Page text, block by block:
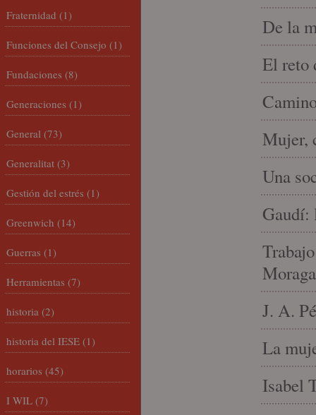
De la
El reto
Mujer,
Una
Gaudí:
J. A.
La
Isabel
Fraternidad (1)
Funciones del Consejo (1)
Fundaciones (8)
Generaciones (1)
General (73)
Generalitat (3)
Gestión del estrés (1)
Greenwich (14)
Guerras (1)
Herramientas (7)
historia (2)
historia del IESE (1)
horarios (45)
I WIL (7)